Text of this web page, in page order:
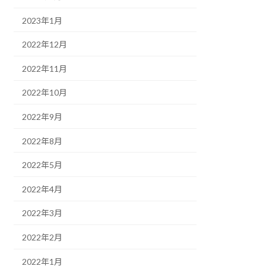
2023年1月
2022年12月
2022年11月
2022年10月
2022年9月
2022年8月
2022年5月
2022年4月
2022年3月
2022年2月
2022年1月